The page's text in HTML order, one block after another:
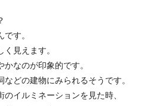
す。
見えます。
なのが印象的です。
どの建物にみられるそうです。
イルミネーションを見た時、